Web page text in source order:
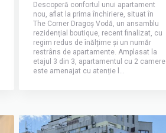
Descoperă confortul unui apartament
nou, aflat la prima închiriere, situat în
The Corner Dragoș Vodă, un ansamblu
rezidențial boutique, recent finalizat, cu
regim redus de înălțime și un număr
restrâns de apartamente. Amplasat la
etajul 3 din 3, apartamentul cu 2 camere
este amenajat cu atenție l...